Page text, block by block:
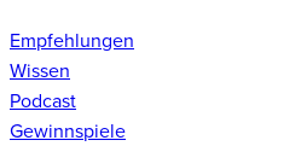
Empfehlungen
Wissen
Podcast
Gewinnspiele